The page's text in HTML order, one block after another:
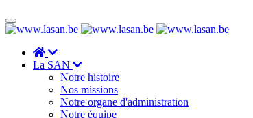
La SAN
Notre histoire
Nos missions
Notre organe d'administration
Notre équipe